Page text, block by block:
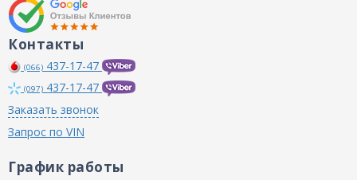
Контакты
(066) 437-17-47
(097) 437-17-47
Заказать звонок
Запрос по VIN
График работы